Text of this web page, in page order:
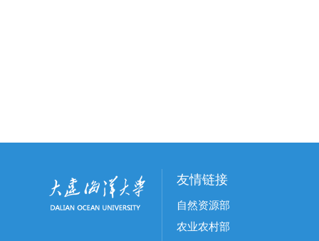
友情链接
自然资源部
农业农村部